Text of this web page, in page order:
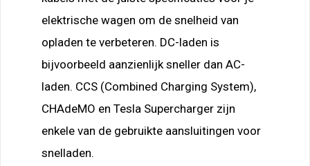
elektrische wagen om de snelheid van
opladen te verbeteren. DC-laden is
bijvoorbeeld aanzienlijk sneller dan AC-
laden. CCS (Combined Charging System),
CHAdeMO en Tesla Supercharger zijn
enkele van de gebruikte aansluitingen voor
snelladen.